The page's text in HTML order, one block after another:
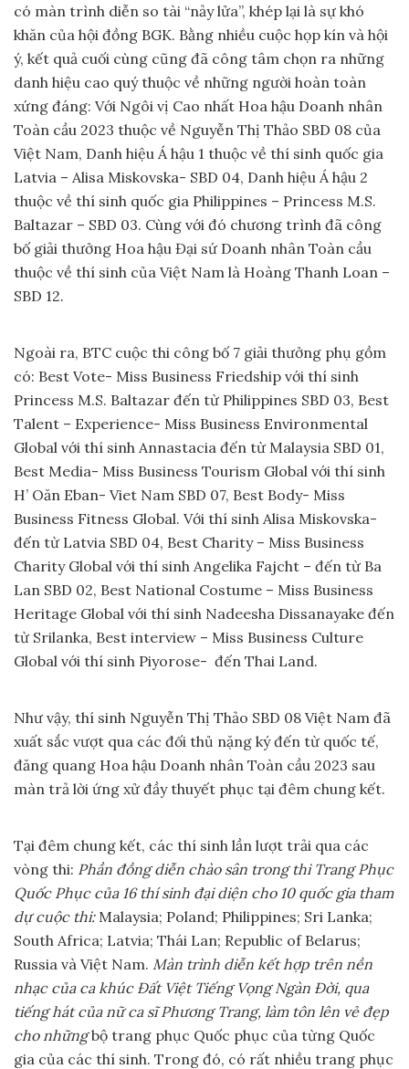
có màn trình diễn so tài “nảy lửa”, khép lại là sự khó
khăn của hội đồng BGK. Bằng nhiều cuộc họp kín và hội
ý, kết quả cuối cùng cũng đã công tâm chọn ra những
danh hiệu cao quý thuộc về những người hoàn toàn
xứng đáng: Với Ngôi vị Cao nhất Hoa hậu Doanh nhân
Toàn cầu 2023 thuộc về Nguyễn Thị Thảo SBD 08 của
Việt Nam, Danh hiệu Á hậu 1 thuộc về thí sinh quốc gia
Latvia – Alisa Miskovska- SBD 04, Danh hiệu Á hậu 2
thuộc về thí sinh quốc gia Philippines – Princess M.S.
Baltazar – SBD 03. Cùng với đó chương trình đã công
bố giải thưởng Hoa hậu Đại sứ Doanh nhân Toàn cầu
thuộc về thí sinh của Việt Nam là Hoàng Thanh Loan –
SBD 12.
Ngoài ra, BTC cuộc thi công bố 7 giải thưởng phụ gồm
có: Best Vote- Miss Business Friedship với thí sinh
Princess M.S. Baltazar đến từ Philippines SBD 03, Best
Talent – Experience- Miss Business Environmental
Global với thí sinh Annastacia đến từ Malaysia SBD 01,
Best Media- Miss Business Tourism Global với thí sinh
H’ Oăn Eban- Viet Nam SBD 07, Best Body- Miss
Business Fitness Global. Với thí sinh Alisa Miskovska-
đến từ Latvia SBD 04, Best Charity – Miss Business
Charity Global với thí sinh Angelika Fajcht – đến từ Ba
Lan SBD 02, Best National Costume – Miss Business
Heritage Global với thí sinh Nadeesha Dissanayake đến
từ Srilanka, Best interview – Miss Business Culture
Global với thí sinh Piyorose- đến Thai Land.
Như vậy, thí sinh Nguyễn Thị Thảo SBD 08 Việt Nam đã
xuất sắc vượt qua các đối thủ nặng ký đến từ quốc tế,
đăng quang Hoa hậu Doanh nhân Toàn cầu 2023 sau
màn trả lời ứng xử đầy thuyết phục tại đêm chung kết.
Tại đêm chung kết, các thí sinh lần lượt trải qua các
vòng thi: Phần đồng diễn chào sân trong thi Trang Phục
Quốc Phục của 16 thí sinh đại diện cho 10 quốc gia tham
dự cuộc thi:Malaysia; Poland; Philippines; Sri Lanka;
South Africa; Latvia; Thái Lan; Republic of Belarus;
Russia và Việt Nam. Màn trình diễn kết hợp trên nền
nhạc của ca khúc Đất Việt TiếngVọng Ngàn Đời, qua
tiếng hát của nữ ca sĩ Phương Trang, làm tôn lên vẻ đẹp
cho nhữngbộ trang phục Quốc phục của từng Quốc
gia của các thí sinh. Trong đó, có rất nhiều trang phục